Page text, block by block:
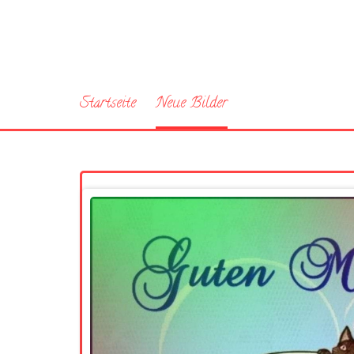
Startseite Neue Bilder